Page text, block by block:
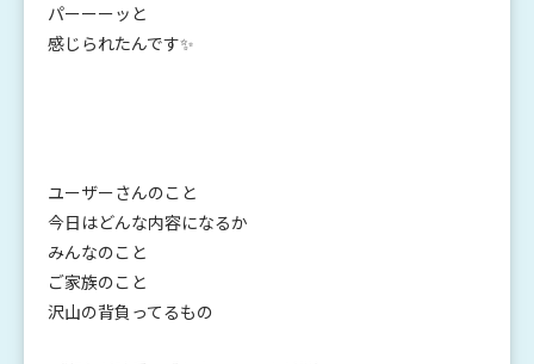
パーーーッと
感じられたんです✨
ユーザーさんのこと
今日はどんな内容になるか
みんなのこと
ご家族のこと
沢山の背負ってるもの